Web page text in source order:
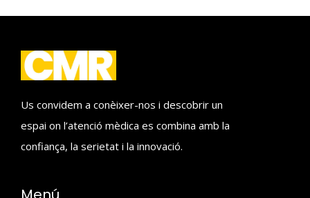
Us convidem a conèixer-nos i descobrir un
espai on l’atenció mèdica es combina amb la
confiança, la serietat i la innovació.